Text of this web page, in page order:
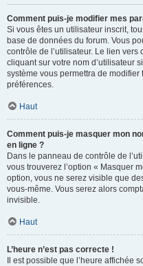
Comment puis-je modifier mes
Si vous êtes un utilisateur inscrit,
base de données du forum. Vous
contrôle de l’utilisateur. Le lien
cliquant sur votre nom d’utilisateur
système vous permettra de
préférences.
Haut
Comment puis-je masquer mon
en ligne ?
Dans le panneau de contrôle de
vous trouverez l’option « Masquer
option, vous ne serez visible que
vous-même. Vous serez alors
invisible.
Haut
L’heure n’est pas correcte !
Il est possible que l’heure affichée